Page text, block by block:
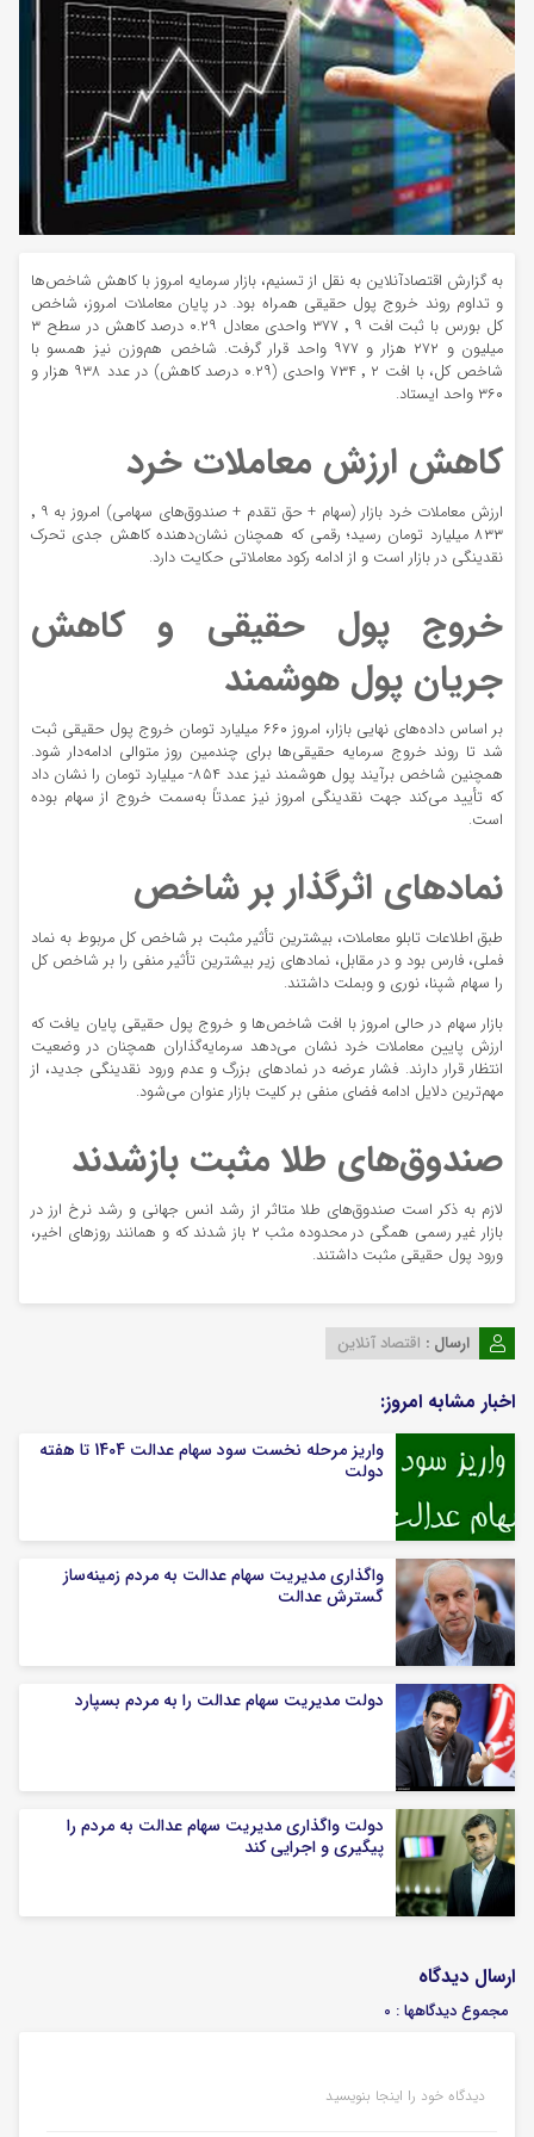
به گزارش اقتصادآنلاین به نقل از تسنیم، بازار سرمایه امروز با کاهش شاخص‌ها
و تداوم روند خروج پول حقیقی همراه بود. در پایان معاملات امروز، شاخص
کل بورس با ثبت افت ۹ ٬ ۳۷۷ واحدی معادل ۰.۲۹ درصد کاهش در سطح ۳
میلیون و ۲۷۲ هزار و ۹۷۷ واحد قرار گرفت. شاخص هم‌وزن نیز همسو با
شاخص کل، با افت ۲ ٬ ۷۳۴ واحدی (۰.۲۹ درصد کاهش) در عدد ۹۳۸ هزار و
۳۶۰ واحد ایستاد.
کاهش ارزش معاملات خرد
ارزش معاملات خرد بازار (سهام + حق تقدم + صندوق‌های سهامی) امروز به ۹ ٬
۸۳۳ میلیارد تومان رسید؛ رقمی که همچنان نشان‌دهنده کاهش جدی تحرک
نقدینگی در بازار است و از ادامه رکود معاملاتی حکایت دارد.
خروج پول حقیقی و کاهش
جریان پول هوشمند
بر اساس داده‌های نهایی بازار، امروز ۶۶۰ میلیارد تومان خروج پول حقیقی ثبت
شد تا روند خروج سرمایه حقیقی‌ها برای چندمین روز متوالی ادامه‌دار شود.
همچنین شاخص برآیند پول هوشمند نیز عدد ۸۵۴- میلیارد تومان را نشان داد
که تأیید می‌کند جهت نقدینگی امروز نیز عمدتاً به‌سمت خروج از سهام بوده
است.
نماد‌های اثرگذار بر شاخص
طبق اطلاعات تابلو معاملات، بیشترین تأثیر مثبت بر شاخص کل مربوط به نماد
فملی، فارس بود و در مقابل، نماد‌های زیر بیشترین تأثیر منفی را بر شاخص کل
را سهام شپنا، نوری و وبملت داشتند.
بازار سهام در حالی امروز با افت شاخص‌ها و خروج پول حقیقی پایان یافت که
ارزش پایین معاملات خرد نشان می‌دهد سرمایه‌گذاران همچنان در وضعیت
انتظار قرار دارند. فشار عرضه در نماد‌های بزرگ و عدم ورود نقدینگی جدید، از
مهم‌ترین دلایل ادامه فضای منفی بر کلیت بازار عنوان می‌شود.
صندوق‌های طلا مثبت بازشدند
لازم به ذکر است صندوق‌های طلا متاثر از رشد انس جهانی و رشد نرخ ارز در
بازار غیر رسمی همگی در محدوده مثب ۲ باز شدند که و همانند روز‌های اخیر،
ورود پول حقیقی مثبت داشتند.
ارسال : اقتصاد آنلاین
اخبار مشابه امروز:
واریز مرحله نخست سود سهام عدالت 1404 تا هفته
دولت
واگذاری مدیریت سهام عدالت به مردم زمینه‌ساز
گسترش عدالت
دولت مدیریت سهام عدالت را به مردم بسپارد
دولت واگذاری مدیریت سهام عدالت به مردم را
پیگیری و اجرایی کند
ارسال دیدگاه
مجموع دیدگاهها : 0
دیدگاه خود را اینجا بنویسید